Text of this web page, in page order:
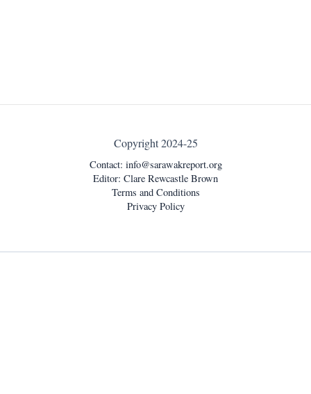
Copyright 2024-25
Contact: info@sarawakreport.org
Editor: Clare Rewcastle Brown
Terms and Conditions
Privacy Policy